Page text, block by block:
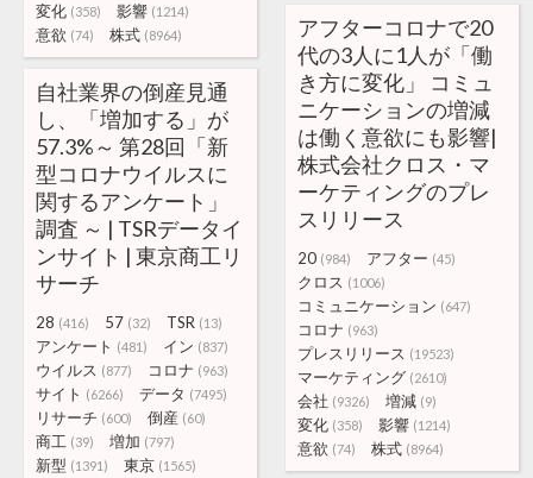
変化 (358) 影響 (1214)
意欲 (74) 株式 (8964)
アフターコロナで20
代の3人に1人が「働
き方に変化」 コミュ
ニケーションの増減
は働く意欲にも影響|
株式会社クロス・マ
ーケティングのプレ
スリリース
20 (984) アフター (45)
クロス (1006)
コミュニケーション (647)
コロナ (963)
プレスリリース (19523)
マーケティング (2610)
会社 (9326) 増減 (9)
変化 (358) 影響 (1214)
意欲 (74) 株式 (8964)
自社業界の倒産見通
し、「増加する」が
57.3%～ 第28回「新
型コロナウイルスに
関するアンケート」
調査 ～ | TSRデータイ
ンサイト | 東京商工リ
サーチ
28 (416) 57 (32) TSR (13)
アンケート (481) イン (837)
ウイルス (877) コロナ (963)
サイト (6266) データ (7495)
リサーチ (600) 倒産 (60)
商工 (39) 増加 (797)
新型 (1391) 東京 (1565)